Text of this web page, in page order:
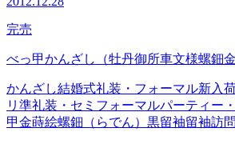
完売
べっ甲かんざし（牡丹御所車文様螺鈿金
かんざし結婚式礼装・フォーマル新入
リ 準礼装・セミフォーマルパーティー
甲金蒔絵螺鈿（らでん） 黒留袖留袖訪